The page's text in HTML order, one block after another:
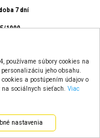
používame súbory cookies na
jeho obsahu.
a postúpením údajov o
sociálnych sieťach. Viac
nastavenia
7 dní
1000